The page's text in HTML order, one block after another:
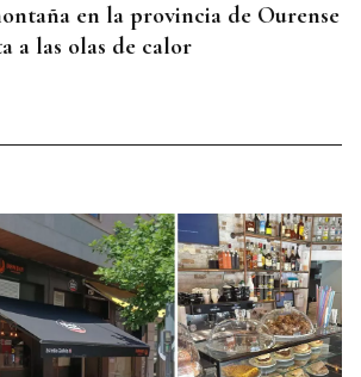
en la provincia de Ourense
a las olas de calor
DE OURENSE
flora e fauna nas ribeiras miñota